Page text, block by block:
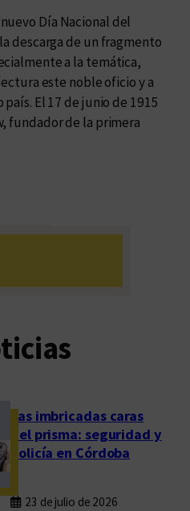
Día Nacional del
descarga de un fragmento
a la temática,
este noble oficio y a
El 17 de junio de 1915
fundador de la primera
Las imbricadas caras
del prisma: seguridad y
policía en Córdoba
23 de julio de 2026